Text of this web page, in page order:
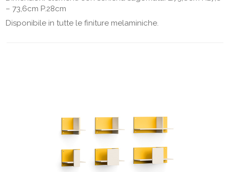
– 73,6cm P.28cm
Disponibile in tutte le finiture melaminiche.